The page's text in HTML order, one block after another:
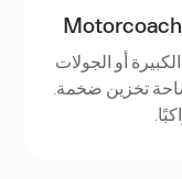
أو الجولات
تخزين ضخمة.